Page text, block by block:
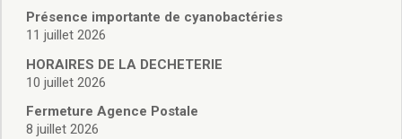
Services en ligne
Licences boissons
Cadastre
Actes d’état civil
Présence importante de cyanobactéries
11 juillet 2026
HORAIRES DE LA DECHETERIE
10 juillet 2026
Fermeture Agence Postale
8 juillet 2026